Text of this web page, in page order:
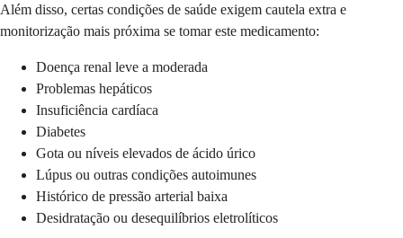
Além disso, certas condições de saúde exigem cautela extra e
monitorização mais próxima se tomar este medicamento:
Doença renal leve a moderada
Problemas hepáticos
Insuficiência cardíaca
Diabetes
Gota ou níveis elevados de ácido úrico
Lúpus ou outras condições autoimunes
Histórico de pressão arterial baixa
Desidratação ou desequilíbrios eletrolíticos